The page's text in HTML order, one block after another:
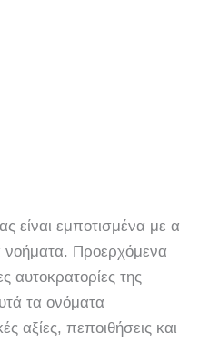
είναι εμποτισμένα με α
νοήματα. Προερχόμενα
αυτοκρατορίες της
τα ονόματα
αξίες, πεποιθήσεις και